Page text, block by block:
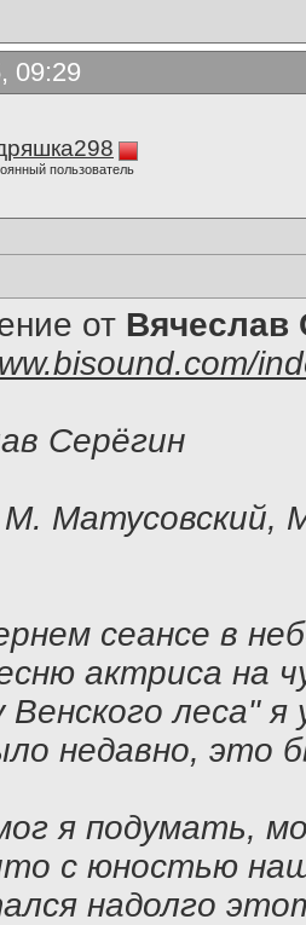
09:29
пользователь
от Вячеслав
Серёгин
Матусовский,
сеансе в
актриса на
Венского леса"
недавно, это
я подумать,
с юностью
надолго